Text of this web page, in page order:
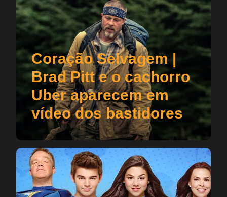
Coração Selvagem |
Brad Pitt e o cachorro
Uber aparecem em
vídeo dos bastidores